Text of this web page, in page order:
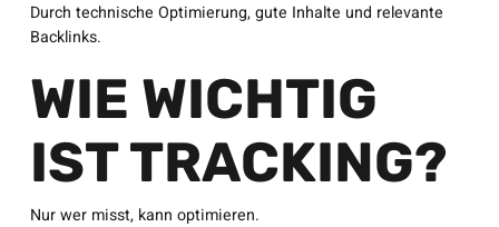
Durch technische Optimierung, gute Inhalte und relevante
Backlinks.
WIE WICHTIG
IST TRACKING?
Nur wer misst, kann optimieren.